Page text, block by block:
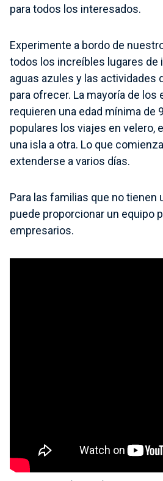
para todos los interesados.
Experimente a bordo de
todos los increíbles lugares de
aguas azules y las actividades
para ofrecer. La mayoría de los
requieren una edad mínima de
populares los viajes en velero,
una isla a otra. Lo que
extenderse a varios días.
Para las familias que no tienen
puede proporcionar un equipo
empresarios.